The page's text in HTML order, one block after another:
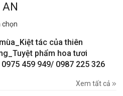
AN
chọn
tác của thiên
phẩm hoa tươi
459 949/ 0987 225 326
Xem tất cả